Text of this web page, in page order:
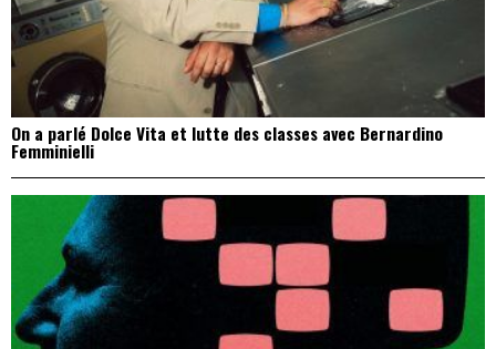
On a parlé Dolce Vita et lutte des classes avec Bernardino
Femminielli